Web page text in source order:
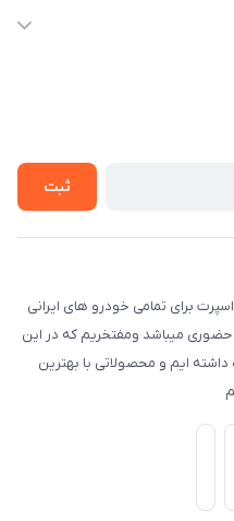
ثبت
برای تمامی خودرو های ایرانی
طورآنلاین و حضوری میباشد ومفتخریم که در این
داشته ایم و محصولاتی با بهترین